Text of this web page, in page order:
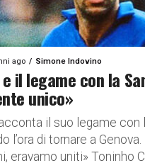
ago Simone Indovino
il legame con la
unico»
il suo legame con
l’ora di tornare a
eravamo uniti» Toninho